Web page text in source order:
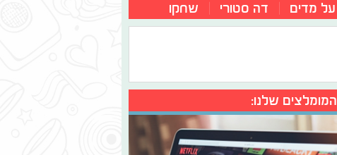
על מדים דה סטורי שחקו
המומלצים שלנו: